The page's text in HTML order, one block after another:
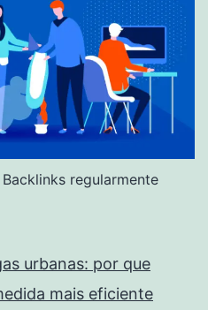
regularmente
urbanas: por que
mais eficiente